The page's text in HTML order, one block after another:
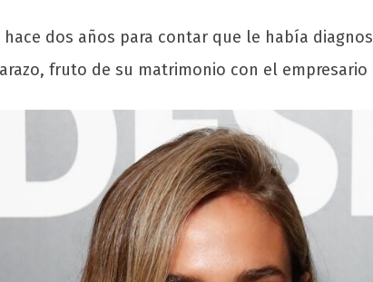
dos años para contar que le había
fruto de su matrimonio con el empresario